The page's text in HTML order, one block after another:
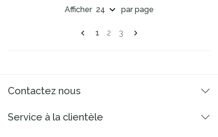
Pages
Vous lisez actuellement la page
1 Page
2 Page
3
Afficher par page
Contactez nous
Service à la clientèle